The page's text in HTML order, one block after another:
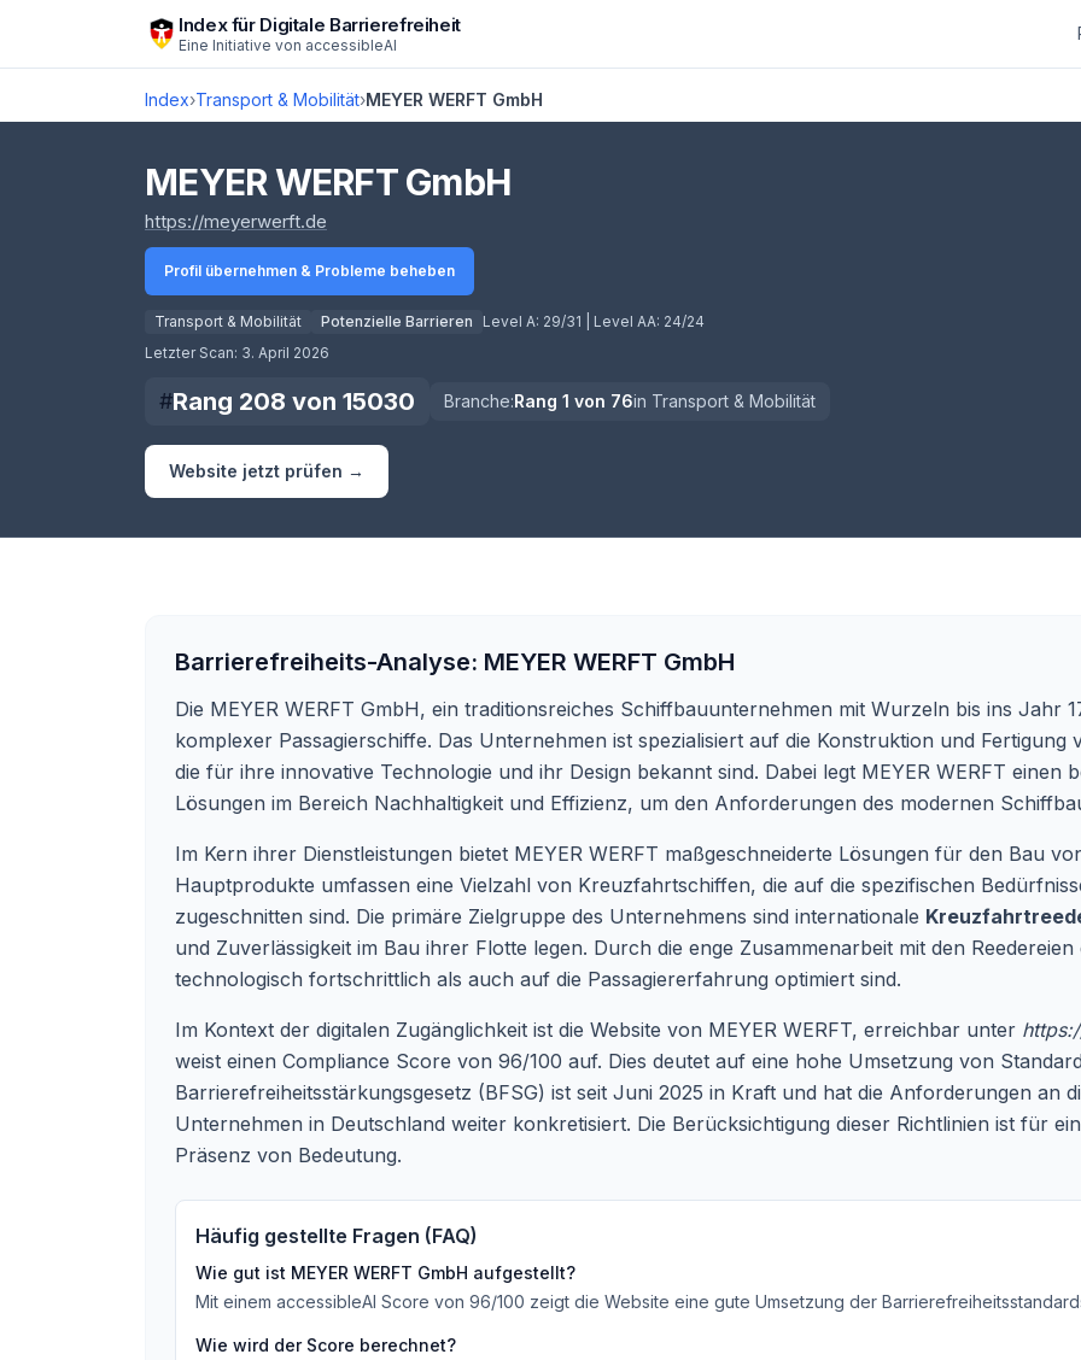
Zum Hauptinhalt springenIndex für Digitale Barrierefreiheit
Eine Initiative von accessibleAI
Index›Transport & Mobilität›MEYER WERFT GmbH
Score lädt
MEYER WERFT GmbH
https://meyerwerft.de
Profil übernehmen & Probleme beheben
Transport & Mobilität Potenzielle Barrieren Level A: 29/31 | Level AA: 24/24
Letzter Scan: 3. April 2026
#Rang 208 von 15030 Branche:Rang 1 von 76in Transport & Mobilität
Website jetzt prüfen →
Barrierefreiheits-Analyse: MEYER WERFT GmbH
Die MEYER WERFT GmbH, ein traditionsreiches Schiffbauunternehmen mit Wurzeln bis ins Jahr
komplexer Passagierschiffe. Das Unternehmen ist spezialisiert auf die Konstruktion und
die für ihre innovative Technologie und ihr Design bekannt sind. Dabei legt MEYER WERFT einen
Lösungen im Bereich Nachhaltigkeit und Effizienz, um den Anforderungen des modernen
Im Kern ihrer Dienstleistungen bietet MEYER WERFT maßgeschneiderte Lösungen für den Bau
Hauptprodukte umfassen eine Vielzahl von Kreuzfahrtschiffen, die auf die spezifischen
zugeschnitten sind. Die primäre Zielgruppe des Unternehmens sind internationale
und Zuverlässigkeit im Bau ihrer Flotte legen. Durch die enge Zusammenarbeit mit den
technologisch fortschrittlich als auch auf die Passagiererfahrung optimiert sind.
Im Kontext der digitalen Zugänglichkeit ist die Website von MEYER WERFT, erreichbar unter
weist einen Compliance Score von 96/100 auf. Dies deutet auf eine hohe Umsetzung von
Barrierefreiheitsstärkungsgesetz (BFSG) ist seit Juni 2025 in Kraft und hat die Anforderungen an
Unternehmen in Deutschland weiter konkretisiert. Die Berücksichtigung dieser Richtlinien ist für
Präsenz von Bedeutung.
Häufig gestellte Fragen (FAQ)
Wie gut ist MEYER WERFT GmbH aufgestellt?
Mit einem accessibleAI Score von 96/100 zeigt die Website eine gute Umsetzung der
Wie wird der Score berechnet?